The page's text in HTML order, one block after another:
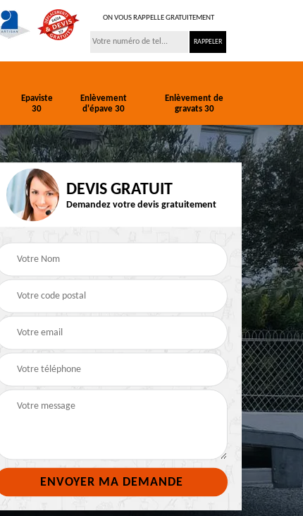
ON VOUS RAPPELLE GRATUITEMENT
Epaviste
30
Enlèvement
d'épave 30
Enlèvement de
gravats 30
terrassement 30
Epaviste 30
DEVIS GRATUIT
Demandez votre devis gratuitement